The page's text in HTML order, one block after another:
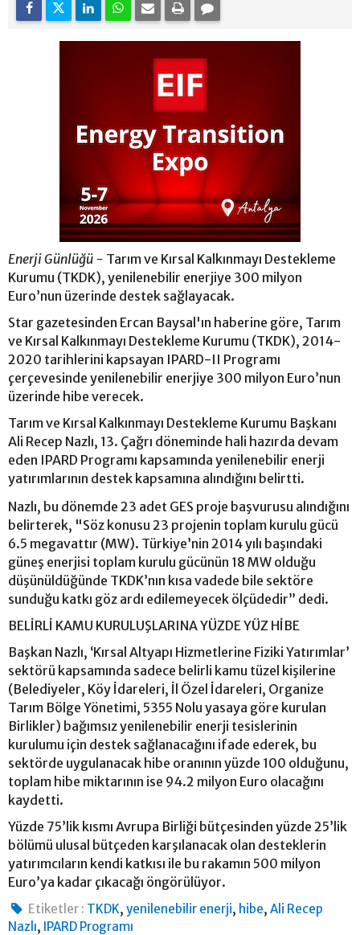
Enerji Günlüğü - Tarım ve Kırsal Kalkınmayı Destekleme
Kurumu (TKDK), yenilenebilir enerjiye 300 milyon
Euro’nun üzerinde destek sağlayacak.
Star gazetesinden Ercan Baysal'ın haberine göre, Tarım
ve Kırsal Kalkınmayı Destekleme Kurumu (TKDK), 2014-
2020 tarihlerini kapsayan IPARD-II Programı
çerçevesinde yenilenebilir enerjiye 300 milyon Euro’nun
üzerinde hibe verecek.
Tarım ve Kırsal Kalkınmayı Destekleme Kurumu Başkanı
Ali Recep Nazlı, 13. Çağrı döneminde hali hazırda devam
eden IPARD Programı kapsamında yenilenebilir enerji
yatırımlarının destek kapsamına alındığını belirtti.
Nazlı, bu dönemde 23 adet GES proje başvurusu alındığını
belirterek, "Söz konusu 23 projenin toplam kurulu gücü
6.5 megavattır (MW). Türkiye’nin 2014 yılı başındaki
güneş enerjisi toplam kurulu gücünün 18 MW olduğu
düşünüldüğünde TKDK’nın kısa vadede bile sektöre
sunduğu katkı göz ardı edilemeyecek ölçüdedir” dedi.
BELİRLİ KAMU KURULUŞLARINA YÜZDE YÜZ HİBE
Başkan Nazlı, ‘Kırsal Altyapı Hizmetlerine Fiziki Yatırımlar’
sektörü kapsamında sadece belirli kamu tüzel kişilerine
(Belediyeler, Köy İdareleri, İl Özel İdareleri, Organize
Tarım Bölge Yönetimi, 5355 Nolu yasaya göre kurulan
Birlikler) bağımsız yenilenebilir enerji tesislerinin
kurulumu için destek sağlanacağını ifade ederek, bu
sektörde uygulanacak hibe oranının yüzde 100 olduğunu,
toplam hibe miktarının ise 94.2 milyon Euro olacağını
kaydetti.
Yüzde 75’lik kısmı Avrupa Birliği bütçesinden yüzde 25’lik
bölümü ulusal bütçeden karşılanacak olan desteklerin
yatırımcıların kendi katkısı ile bu rakamın 500 milyon
Euro’ya kadar çıkacağı öngörülüyor.
Etiketler : TKDK,yenilenebilir enerji, hibe,Ali Recep
Nazlı, IPARD Programı